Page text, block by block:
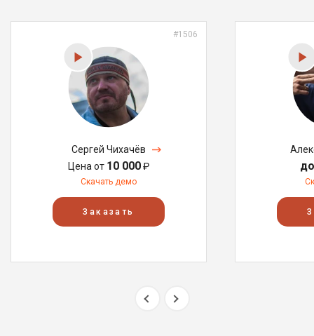
#1506
Сергей Чихачёв
Цена от 10 000₽
Скачать демо
Заказать